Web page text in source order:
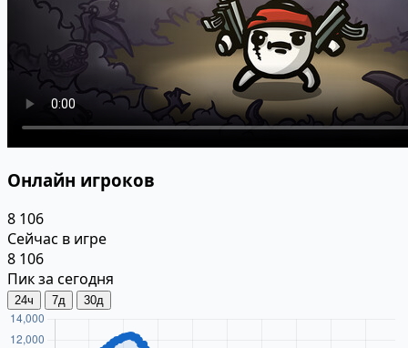
Онлайн игроков
8 106
Сейчас в игре
8 106
Пик за сегодня
24ч 7д 30д